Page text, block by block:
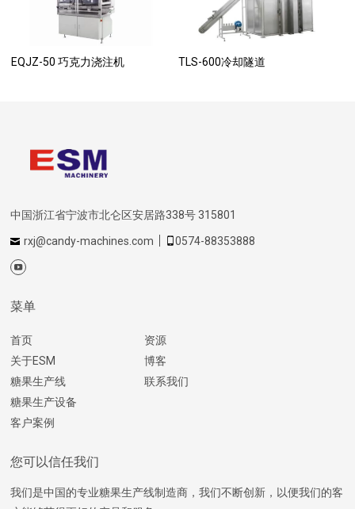
EQJZ-50 巧克力浇注机 TLS-600冷却隧道
中国浙江省宁波市北仑区安居路338号 315801
rxj@candy-machines.com 0574-88353888
菜单
首页
关于ESM
糖果生产线
糖果生产设备
客户案例
资源
博客
联系我们
您可以信任我们
我们是中国的专业糖果生产线制造商，我们不断创新，以便我们的客